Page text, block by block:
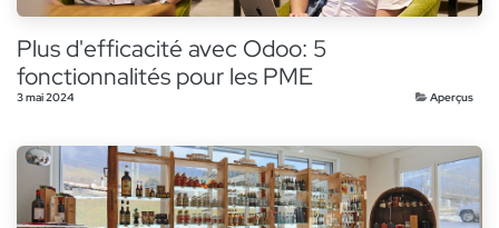
Plus d'efficacité avec Odoo: 5
fonctionnalités pour les PME
3 mai 2024 Aperçus